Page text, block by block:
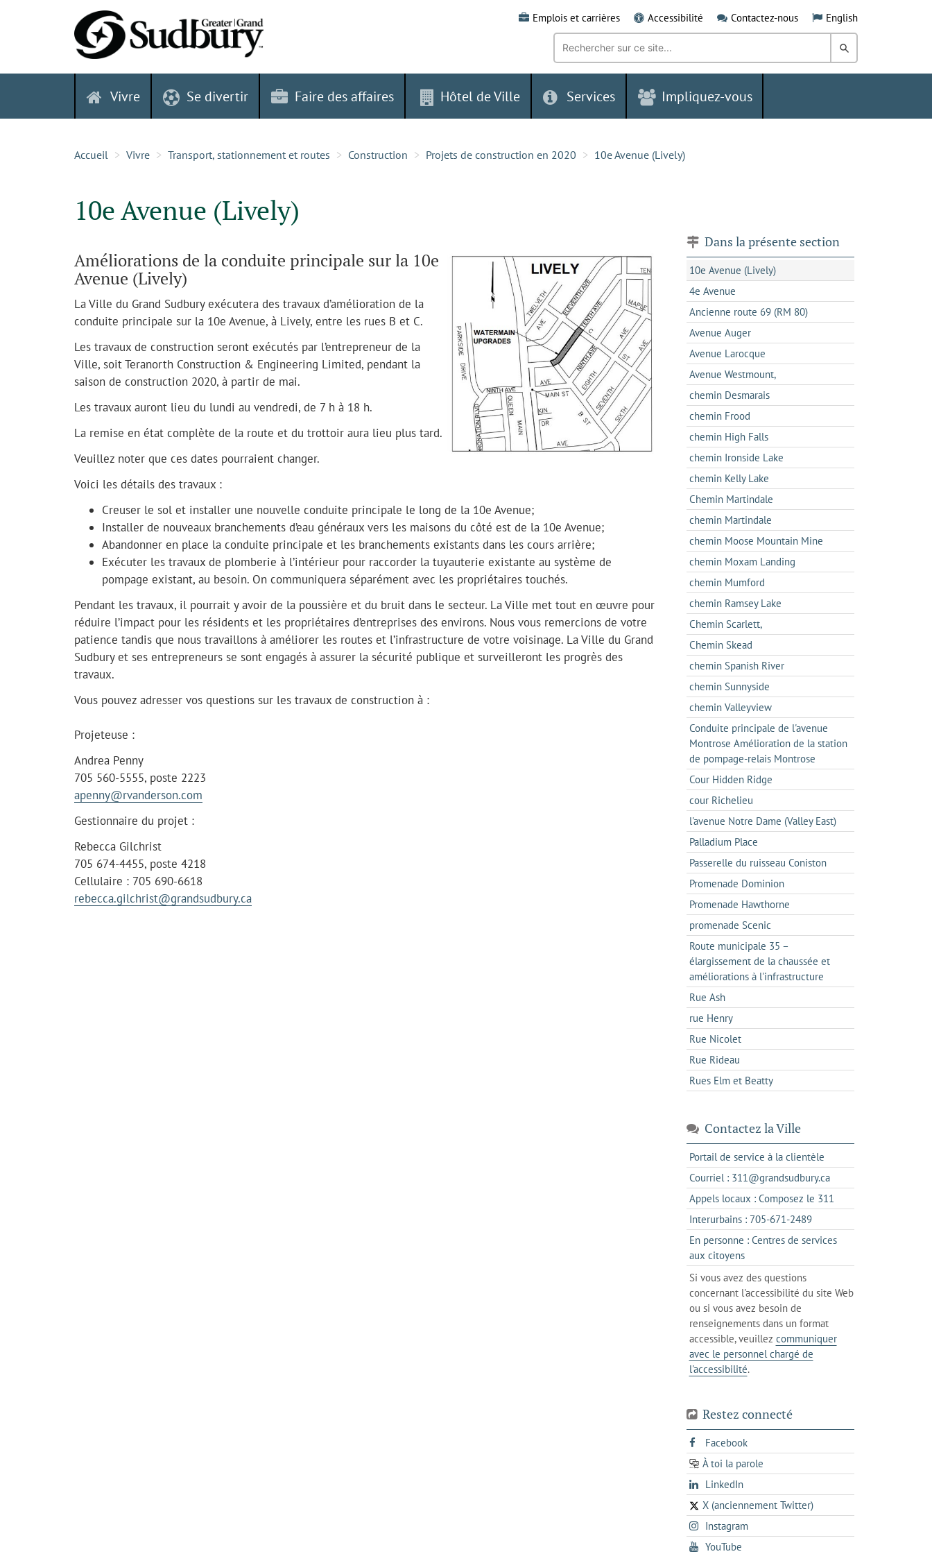
Emplois et carrières Accessibilité Contactez-nous English
Recherche
mot-
clé:
Rechercher
dans
Grand
Vivre Se divertir Faire des affaires Hôtel de Ville Services Impliquez-vous
Accueil Vivre Transport, stationnement et routes Construction Projets de construction en 2020 10e Avenue (Lively)
10e Avenue (Lively)
Améliorations de la conduite principale sur la 10e
Avenue (Lively)
La Ville du Grand Sudbury exécutera des travaux d’amélioration de la
conduite principale sur la 10e Avenue, à Lively, entre les rues B et C.
Les travaux de construction seront exécutés par l’entrepreneur de la
Ville, soit Teranorth Construction & Engineering Limited, pendant la
saison de construction 2020, à partir de mai.
Les travaux auront lieu du lundi au vendredi, de 7 h à 18 h.
La remise en état complète de la route et du trottoir aura lieu plus tard.
Veuillez noter que ces dates pourraient changer.
Voici les détails des travaux :
Creuser le sol et installer une nouvelle conduite principale le long de la 10e Avenue;
Installer de nouveaux branchements d’eau généraux vers les maisons du côté est de la 10e Avenue;
Abandonner en place la conduite principale et les branchements existants dans les cours arrière;
Exécuter les travaux de plomberie à l’intérieur pour raccorder la tuyauterie existante au système de
pompage existant, au besoin. On communiquera séparément avec les propriétaires touchés.
Pendant les travaux, il pourrait y avoir de la poussière et du bruit dans le secteur. La Ville met tout en œuvre pour
réduire l’impact pour les résidents et les propriétaires d’entreprises des environs. Nous vous remercions de votre
patience tandis que nous travaillons à améliorer les routes et l’infrastructure de votre voisinage. La Ville du Grand
Sudbury et ses entrepreneurs se sont engagés à assurer la sécurité publique et surveilleront les progrès des
travaux.
Vous pouvez adresser vos questions sur les travaux de construction à :
Projeteuse :
Andrea Penny
705 560-5555, poste 2223
apenny@rvanderson.com
Gestionnaire du projet :
Rebecca Gilchrist
705 674-4455, poste 4218
Cellulaire : 705 690-6618
rebecca.gilchrist@grandsudbury.ca
Dans la présente section
10e Avenue (Lively)
4e Avenue
Ancienne route 69 (RM 80)
Avenue Auger
Avenue Larocque
Avenue Westmount,
chemin Desmarais
chemin Frood
chemin High Falls
chemin Ironside Lake
chemin Kelly Lake
Chemin Martindale
chemin Martindale
chemin Moose Mountain Mine
chemin Moxam Landing
chemin Mumford
chemin Ramsey Lake
Chemin Scarlett,
Chemin Skead
chemin Spanish River
chemin Sunnyside
chemin Valleyview
Conduite principale de l'avenue
Montrose Amélioration de la station
de pompage-relais Montrose
Cour Hidden Ridge
cour Richelieu
l'avenue Notre Dame (Valley East)
Palladium Place
Passerelle du ruisseau Coniston
Promenade Dominion
Promenade Hawthorne
promenade Scenic
Route municipale 35 –
élargissement de la chaussée et
améliorations à l'infrastructure
Rue Ash
rue Henry
Rue Nicolet
Rue Rideau
Rues Elm et Beatty
Contactez la Ville
Portail de service à la clientèles'ouvre
dans
un
nouvel
Courriel : 311@grandsudbury.cas'ouvre
dans
votre
de
Appels locaux : Composez le 311
dans
un
client
téléphone
Interurbains : 705-671-2489s'ouvre
dans
client
votre
En personne : Centres de services
aux citoyenss'ouvre
dans
l'onglet
actuel
Si vous avez des questions
concernant l'accessibilité du site Web
ou si vous avez besoin de
renseignements dans un format
accessible, veuillez communiquer
avec le personnel chargé de
l'accessibilité.
Restez connecté
Facebooks'ouvre
dans
un
onglet
À toi la parole
opens
in
a
new
tab
LinkedInopens
in
a
new
X (anciennement Twitter)
s'ouvre
dans
un
Instagrams'ouvre
dans
YouTubes'ouvre